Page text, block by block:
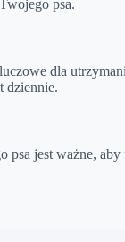
psa.
dla
dziennie.
jest ważne,